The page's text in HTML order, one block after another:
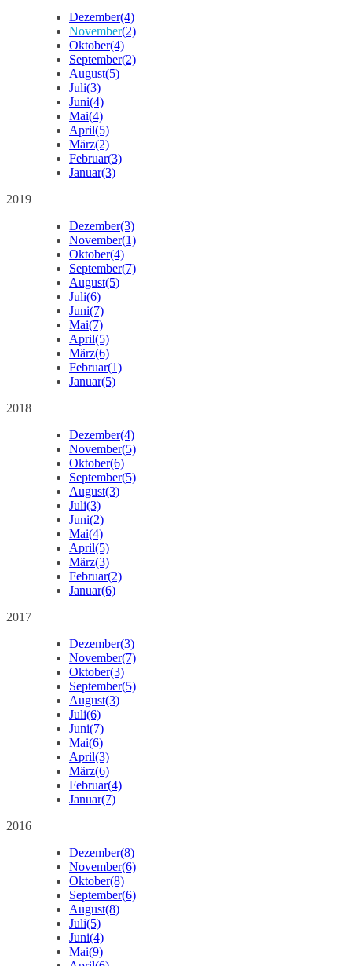
Dezember(4)
November(2)
Oktober(4)
September(2)
August(5)
Juli(3)
Juni(4)
Mai(4)
April(5)
März(2)
Februar(3)
Januar(3)
2019
Dezember(3)
November(1)
Oktober(4)
September(7)
August(5)
Juli(6)
Juni(7)
Mai(7)
April(5)
März(6)
Februar(1)
Januar(5)
2018
Dezember(4)
November(5)
Oktober(6)
September(5)
August(3)
Juli(3)
Juni(2)
Mai(4)
April(5)
März(3)
Februar(2)
Januar(6)
2017
Dezember(3)
November(7)
Oktober(3)
September(5)
August(3)
Juli(6)
Juni(7)
Mai(6)
April(3)
März(6)
Februar(4)
Januar(7)
2016
Dezember(8)
November(6)
Oktober(8)
September(6)
August(8)
Juli(5)
Juni(4)
Mai(9)